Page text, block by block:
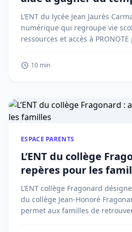
L’ENT du lycée Jean Jaurès
numérique qui regroupe vie
ressources et accès à
10 min
ESPACE PARENTS
L’ENT du collège
repères pour les
L’ENT collège Fragonard
du collège Jean-Honoré
permet aux familles de